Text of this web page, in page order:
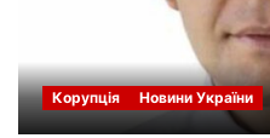
Корупція Новини України